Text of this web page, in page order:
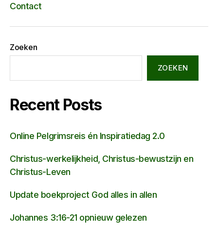
Contact
Zoeken
ZOEKEN
Recent Posts
Online Pelgrimsreis én Inspiratiedag 2.0
Christus-werkelijkheid, Christus-bewustzijn en
Christus-Leven
Update boekproject God alles in allen
Johannes 3:16-21 opnieuw gelezen